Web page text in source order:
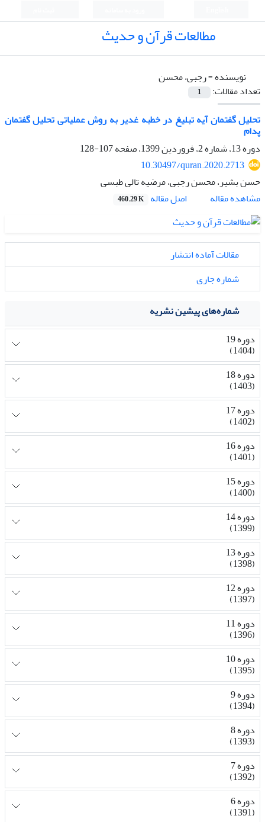
مطالعات قرآن و حدیث
نویسنده =رجبی، محسن
تعداد مقالات:
1
تحلیل گفتمان آیه تبلیغ در خطبه غدیر به روش عملیاتی تحلیل گفتمان
پدام
دوره 13، شماره 2، فروردین 1399، صفحه
107-128
10.30497/quran.2020.2713
حسن بشیر، محسن رجبی، مرضیه تالی طبسی
مشاهده مقاله
اصل مقاله 460.29 K
مقالات آماده انتشار
شماره جاری
شماره‌های پیشین نشریه
دوره 19
(1404)
دوره 18
(1403)
دوره 17
(1402)
دوره 16
(1401)
دوره 15
(1400)
دوره 14
(1399)
دوره 13
(1398)
دوره 12
(1397)
دوره 11
(1396)
دوره 10
(1395)
دوره 9
(1394)
دوره 8
(1393)
دوره 7
(1392)
دوره 6
(1391)